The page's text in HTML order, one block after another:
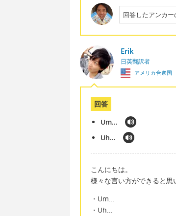
回答したアンカー
Erik
日英翻訳者
アメリカ合衆国
回答
Um...
Uh...
こんにちは。
様々な言い方ができると思
・Um...
・Uh...